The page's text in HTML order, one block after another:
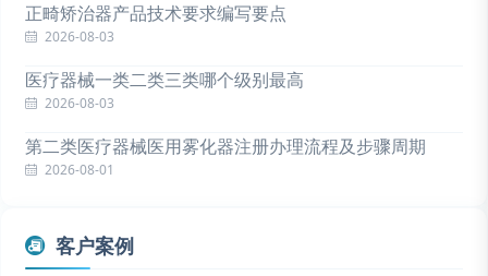
正畸矫治器产品技术要求编写要点
2026-08-03
医疗器械一类二类三类哪个级别最高
2026-08-03
第二类医疗器械医用雾化器注册办理流程及步骤周期
2026-08-01
客户案例